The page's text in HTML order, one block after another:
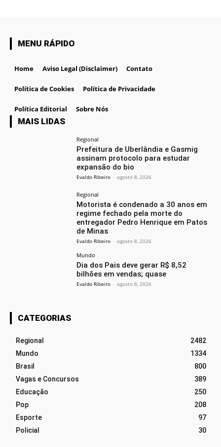
MENU RÁPIDO
Home Aviso Legal (Disclaimer) Contato
Política de Cookies Política de Privacidade
Política Editorial Sobre Nós
MAIS LIDAS
Regional
Prefeitura de Uberlândia e Gasmig
assinam protocolo para estudar
expansão do bio
Evaldo Ribeiro - agosto 8, 2026
Regional
Motorista é condenado a 30 anos em
regime fechado pela morte do
entregador Pedro Henrique em Patos
de Minas
Evaldo Ribeiro - agosto 8, 2026
Mundo
Dia dos Pais deve gerar R$ 8,52
bilhões em vendas; quase
Evaldo Ribeiro - agosto 8, 2026
CATEGORIAS
Regional
2482
Mundo
1334
Brasil
800
Vagas e Concursos
389
Educação
250
Pop
208
Esporte
97
Policial
30